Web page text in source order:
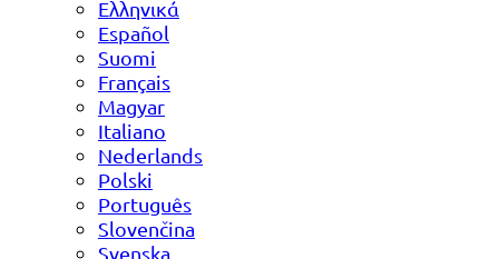
Ελληνικά
Español
Suomi
Français
Magyar
Italiano
Nederlands
Polski
Português
Slovenčina
Svenska